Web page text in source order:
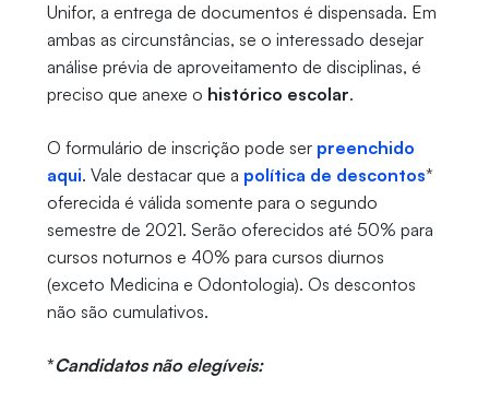
Unifor, a entrega de documentos é dispensada. Em
ambas as circunstâncias, se o interessado desejar
análise prévia de aproveitamento de disciplinas, é
preciso que anexe o histórico escolar.
O formulário de inscrição pode ser preenchido
aqui. Vale destacar que a política de descontos*
oferecida é válida somente para o segundo
semestre de 2021. Serão oferecidos até 50% para
cursos noturnos e 40% para cursos diurnos
(exceto Medicina e Odontologia). Os descontos
não são cumulativos.
*Candidatos não elegíveis: